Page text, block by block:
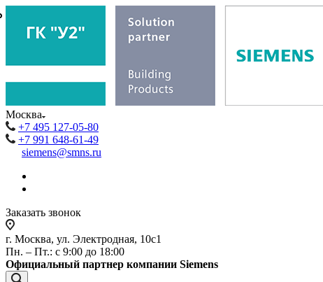
Москва
+7 495 127-05-80
+7 991 648-61-49
siemens@smns.ru
Заказать звонок
г. Москва, ул. Электродная, 10с1
Пн. – Пт.: с 9:00 до 18:00
Официальный партнер компании Siemens